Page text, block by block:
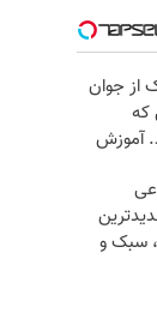
از جوان
که
آموزش
سبک و